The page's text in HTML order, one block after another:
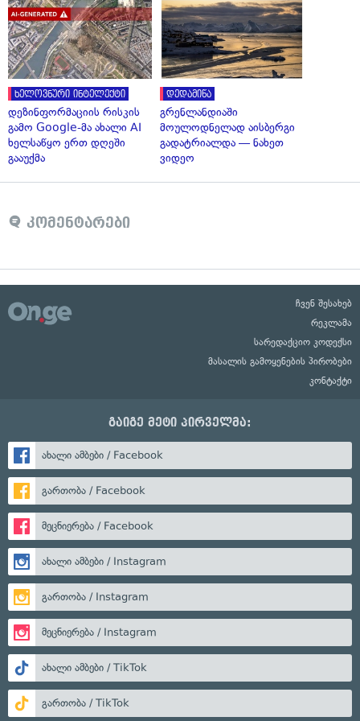
ხელოვნური ინტელექტი
დეზინფორმაციის რისკის
გამო Google-მა ახალი AI
ხელსაწყო ერთ დღეში
გააუქმა
დედამიწა
გრენლანდიაში
მოულოდნელად აისბერგი
გადატრიალდა — ნახეთ
ვიდეო
კომენტარები
ჩვენ შესახებ
რეკლამა
სარედაქციო კოდექსი
მასალის გამოყენების პირობები
კონტაქტი
გაიგე მეტი პირველმა:
ახალი ამბები / Facebook
გართობა / Facebook
მეცნიერება / Facebook
ახალი ამბები / Instagram
გართობა / Instagram
მეცნიერება / Instagram
ახალი ამბები / TikTok
გართობა / TikTok